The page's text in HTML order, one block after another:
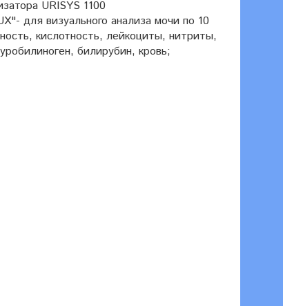
URISYS 1100
для визуального анализа мочи по 10
кислотность, лейкоциты, нитриты,
билирубин, кровь;